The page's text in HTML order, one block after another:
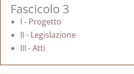
Fascicolo 3
I - Progetto
II - Legislazione
III - Atti